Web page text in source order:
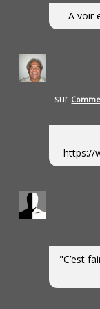
A voir
sur
https://
"C’est